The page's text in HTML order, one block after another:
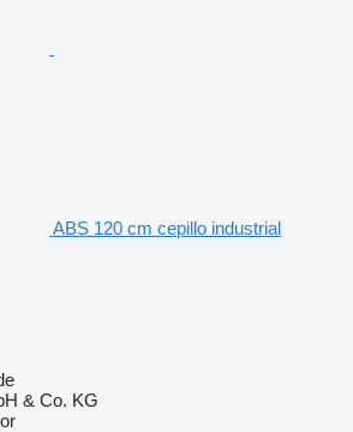
ABS 120 cm cepillo industrial
& Co. KG